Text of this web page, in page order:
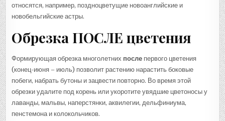
относятся, например, поздноцветущие новоанглийские и
новобельгийские астры.
Обрезка ПОСЛЕ цветения
Формирующая обрезка многолетних после первого цветения
(конец-июня – июль) позволит растению нарастить боковые
побеги, набрать бутоны и зацвести повторно. Во время этой
обрезки удалите под корень или укоротите увядшие цветоносы у
лаванды, мальвы, наперстянки, аквилегии, дельфиниума,
пенстемона и колокольчиков.